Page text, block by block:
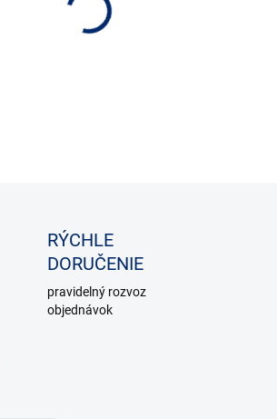
RÝCHLE
DORUČENIE
pravidelný rozvoz
objednávok